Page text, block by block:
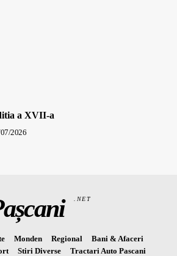
a XVII-a
2026
.NET
Monden Regional
Bani & Afaceri
Stiri Diverse
Tractari Auto Pascani